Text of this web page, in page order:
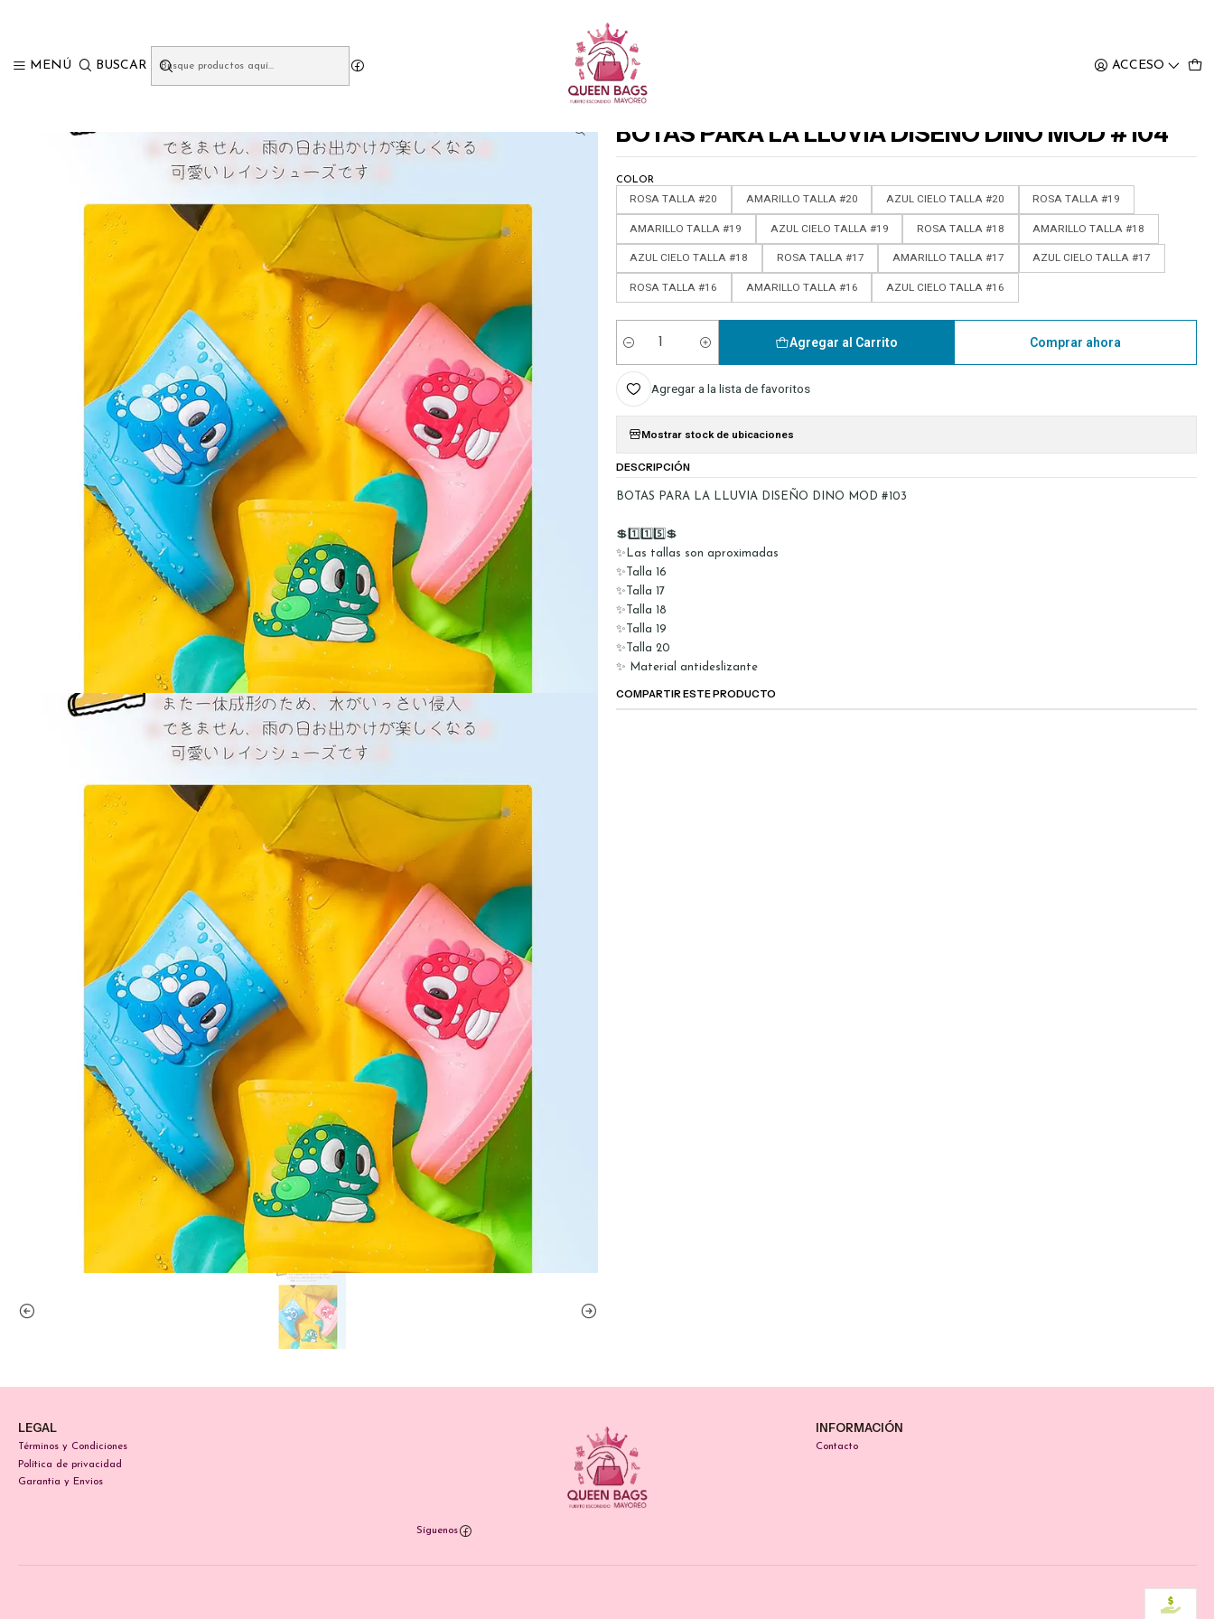
MENÚ BUSCAR ACCESO
COJINES, SÁBANAS, ROPA Y CALZADO BOTAS PARA LA LLUVIA DISEÑO DINO MOD #104
BOTAS PARA LA LLUVIA DISEÑO DINO MOD #104
COLOR
ROSA TALLA #20 AMARILLO TALLA #20 AZUL CIELO TALLA #20 ROSA TALLA #19
AMARILLO TALLA #19 AZUL CIELO TALLA #19 ROSA TALLA #18 AMARILLO TALLA #18
AZUL CIELO TALLA #18 ROSA TALLA #17 AMARILLO TALLA #17 AZUL CIELO TALLA #17
ROSA TALLA #16 AMARILLO TALLA #16 AZUL CIELO TALLA #16
Cantidad
Agregar al Carrito Comprar ahora
Agregar a la lista de favoritos
Mostrar stock de ubicaciones
DESCRIPCIÓN
BOTAS PARA LA LLUVIA DISEÑO DINO MOD #103
💲1️⃣1️⃣5️⃣💲
✨Las tallas son aproximadas
✨Talla 16
✨Talla 17
✨Talla 18
✨Talla 19
✨Talla 20
✨ Material antideslizante
COMPARTIR ESTE PRODUCTO
LEGAL
Términos y Condiciones
Política de privacidad
Garantia y Envios
Síguenos
INFORMACIÓN
Contacto